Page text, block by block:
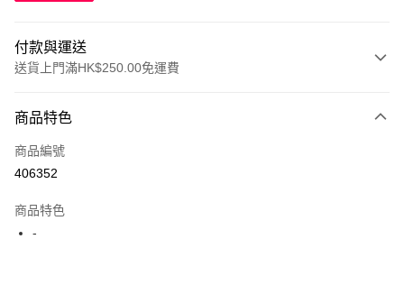
付款與運送
送貨上門滿HK$250.00免運費
信用卡
Apple Pay
商品特色
商品編號
406352
商品特色
-